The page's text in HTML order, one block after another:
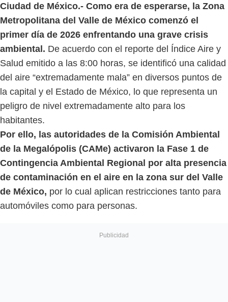
Ciudad de México.- Como era de esperarse, la Zona
Metropolitana del Valle de México comenzó el
primer día de 2026 enfrentando una grave crisis
ambiental. De acuerdo con el reporte del Índice Aire y
Salud emitido a las 8:00 horas, se identificó una calidad
del aire “extremadamente mala” en diversos puntos de
la capital y el Estado de México, lo que representa un
peligro de nivel extremadamente alto para los
habitantes.
Por ello, las autoridades de la Comisión Ambiental
de la Megalópolis (CAMe) activaron la Fase 1 de
Contingencia Ambiental Regional por alta presencia
de contaminación en el aire en la zona sur del Valle
de México, por lo cual aplican restricciones tanto para
automóviles como para personas.